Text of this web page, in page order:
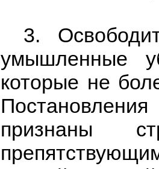
3.
умышленные
которые не
признаны